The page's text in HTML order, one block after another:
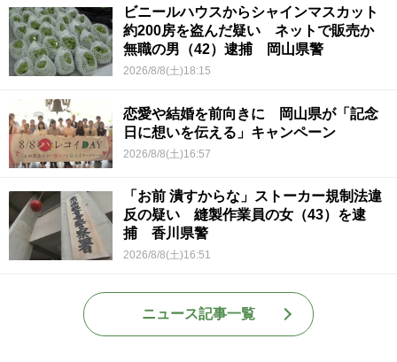
ビニールハウスからシャインマスカット
約200房を盗んだ疑い ネットで販売か
無職の男（42）逮捕 岡山県警
2026/8/8(土)18:15
恋愛や結婚を前向きに 岡山県が「記念
日に想いを伝える」キャンペーン
2026/8/8(土)16:57
「お前 潰すからな」ストーカー規制法違
反の疑い 縫製作業員の女（43）を逮
捕 香川県警
2026/8/8(土)16:51
ニュース記事一覧